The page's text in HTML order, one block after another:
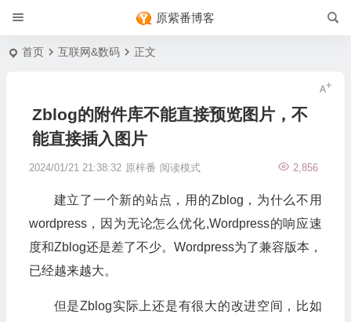
原紫番博客
首页 互联网&数码 正文
Zblog的附件库不能直接预览图片，不
能直接插入图片
2024/01/21 21:38:32 原梓番 2,856
阅读模式
建立了一个新的站点，用的Zblog，为什么不用
wordpress，因为无论怎么优化,Wordpress的响应速
度和Zblog还是差了不少。Wordpress为了兼容版本，
已经越来越大。
但是Zblog实际上还是有很大的改进空间，比如